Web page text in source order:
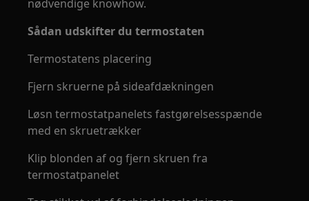
nødvendige knowhow.
Sådan udskifter du termostaten
Termostatens placering
Fjern skruerne på sideafdækningen
Løsn termostatpanelets fastgørelsesspænde
med en skruetrækker
Klip blonden af og fjern skruen fra
termostatpanelet